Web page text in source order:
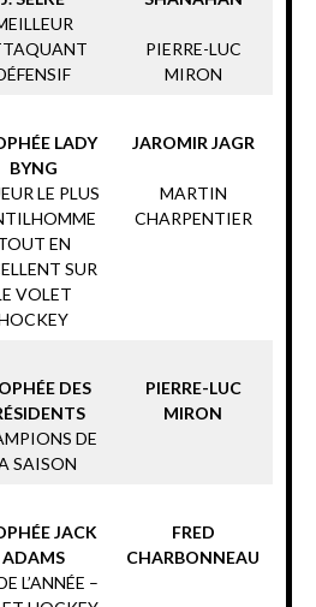
PIERRE-LUC
MIRON
LADY
BYNG
LE PLUS
EN
SUR
VOLET
JAROMIR JAGR
MARTIN
CHARPENTIER
DES
DE
SAISON
PIERRE-LUC
MIRON
JACK
ADAMS
L’ANNÉE –
FRED
CHARBONNEAU